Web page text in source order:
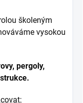
školeným
vysokou
pergoly,